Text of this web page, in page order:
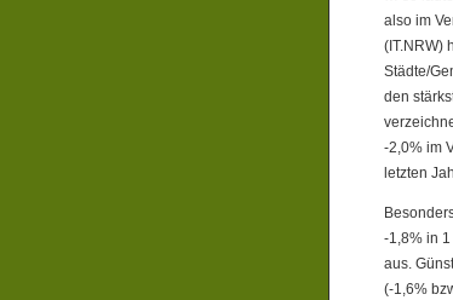
also im
(IT.NRW)
Städte/
den
-2,0% im
letzten
-1,8% in
aus.
(-1,6%